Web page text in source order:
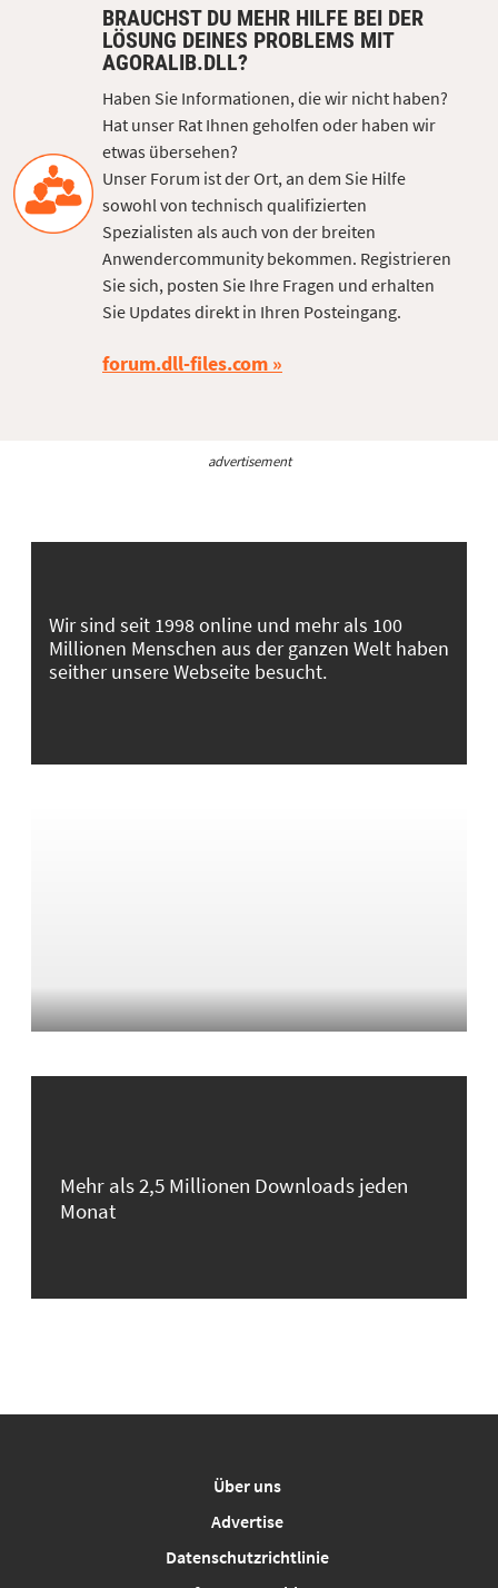
BRAUCHST DU MEHR HILFE BEI DER
LÖSUNG DEINES PROBLEMS MIT
AGORALIB.DLL?
Haben Sie Informationen, die wir nicht haben?
Hat unser Rat Ihnen geholfen oder haben wir
etwas übersehen?
Unser Forum ist der Ort, an dem Sie Hilfe
sowohl von technisch qualifizierten
Spezialisten als auch von der breiten
Anwendercommunity bekommen. Registrieren
Sie sich, posten Sie Ihre Fragen und erhalten
Sie Updates direkt in Ihren Posteingang.
forum.dll-files.com
advertisement
Wir sind seit 1998 online und mehr als 100
Millionen Menschen aus der ganzen Welt haben
seither unsere Webseite besucht.
Mehr als 2,5 Millionen Downloads jeden
Monat
Über uns
Advertise
Datenschutzrichtlinie